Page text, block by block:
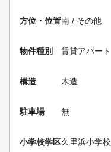
方位・位置南 / その他
物件種別 賃貸アパート
構造 木造
駐車場 無
小学校学区久里浜小学校